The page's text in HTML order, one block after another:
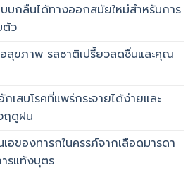
บบกลืนได้ทางออกสมัยใหม่สำหรับการ
ตัว
อสุขภาพ รสชาติเปรี้ยวสดชื่นและคุณ
เสบโรคที่แพร่กระจายได้ง่ายและ
ฤดูฝน
อของทารกในครรภ์จากเลือดมารดา
รแท้งบุตร